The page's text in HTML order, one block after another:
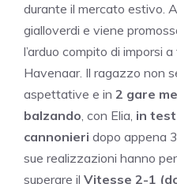
durante il mercato estivo.
gialloverdi e viene
l’arduo compito di imporsi
Havenaar. Il ragazzo non
aspettative e in 2 gare
balzando, con Elia, in
cannonieri dopo appena
sue realizzazioni hanno
superare il Vitesse 2-1